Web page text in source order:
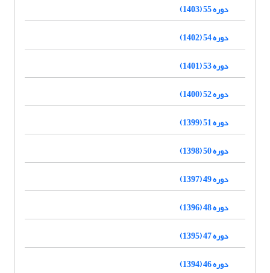
دوره 55 (1403)
دوره 54 (1402)
دوره 53 (1401)
دوره 52 (1400)
دوره 51 (1399)
دوره 50 (1398)
دوره 49 (1397)
دوره 48 (1396)
دوره 47 (1395)
دوره 46 (1394)